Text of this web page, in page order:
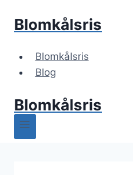
Blomkålsris
Blomkålsris
Blog
Blomkålsris